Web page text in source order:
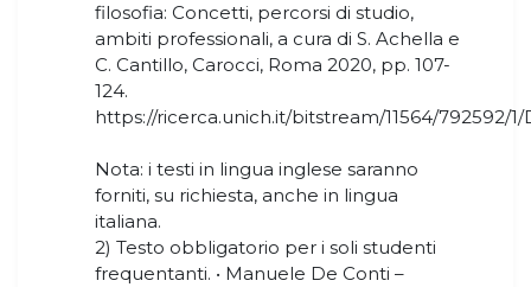
filosofia: Concetti, percorsi di studio,
ambiti professionali, a cura di S. Achella e
C. Cantillo, Carocci, Roma 2020, pp. 107-
124.
https://ricerca.unich.it/bitstream/11564/792592/
Nota: i testi in lingua inglese saranno
forniti, su richiesta, anche in lingua
italiana.
2) Testo obbligatorio per i soli studenti
frequentanti. • Manuele De Conti –